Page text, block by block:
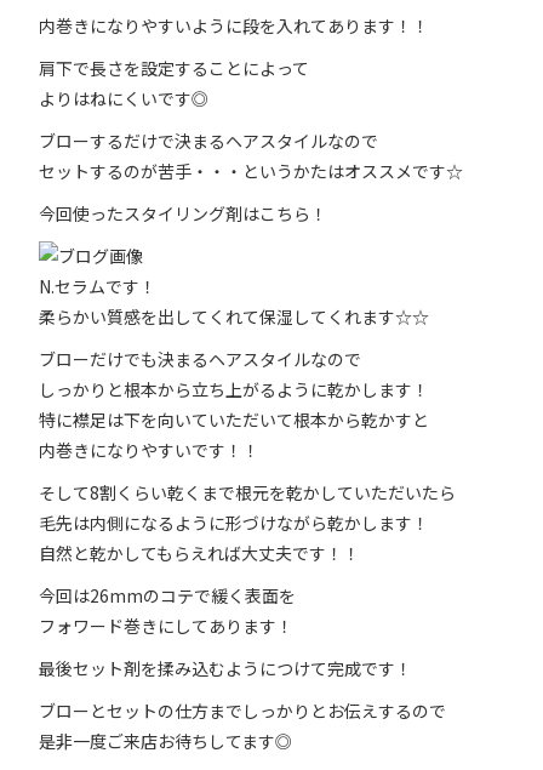
内巻きになりやすいように段を入れてあります！！
肩下で長さを設定することによって
よりはねにくいです◎
ブローするだけで決まるヘアスタイルなので
セットするのが苦手・・・というかたはオススメです☆
今回使ったスタイリング剤はこちら！
N.セラムです！
柔らかい質感を出してくれて保湿してくれます☆☆
ブローだけでも決まるヘアスタイルなので
しっかりと根本から立ち上がるように乾かします！
特に襟足は下を向いていただいて根本から乾かすと
内巻きになりやすいです！！
そして8割くらい乾くまで根元を乾かしていただいたら
毛先は内側になるように形づけながら乾かします！
自然と乾かしてもらえれば大丈夫です！！
今回は26mmのコテで緩く表面を
フォワード巻きにしてあります！
最後セット剤を揉み込むようにつけて完成です！
ブローとセットの仕方までしっかりとお伝えするので
是非一度ご来店お待ちしてます◎